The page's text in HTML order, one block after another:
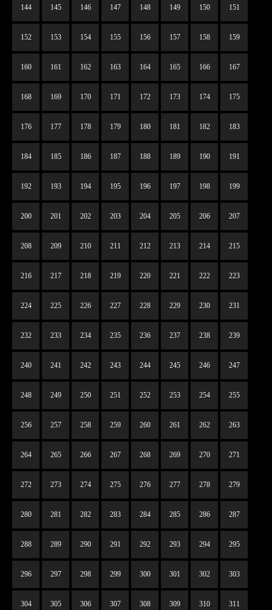
144 145 146 147 148 149 150 151
152 153 154 155 156 157 158 159
160 161 162 163 164 165 166 167
168 169 170 171 172 173 174 175
176 177 178 179 180 181 182 183
184 185 186 187 188 189 190 191
192 193 194 195 196 197 198 199
200 201 202 203 204 205 206 207
208 209 210 211 212 213 214 215
216 217 218 219 220 221 222 223
224 225 226 227 228 229 230 231
232 233 234 235 236 237 238 239
240 241 242 243 244 245 246 247
248 249 250 251 252 253 254 255
256 257 258 259 260 261 262 263
264 265 266 267 268 269 270 271
272 273 274 275 276 277 278 279
280 281 282 283 284 285 286 287
288 289 290 291 292 293 294 295
296 297 298 299 300 301 302 303
304 305 306 307 308 309 310 311